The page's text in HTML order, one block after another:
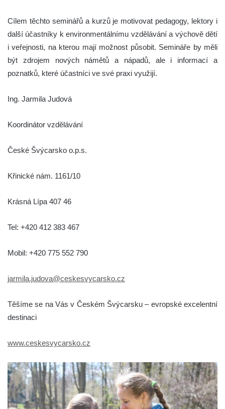
Cílem těchto seminářů a kurzů je motivovat pedagogy, lektory i
další účastníky k environmentálnímu vzdělávání a výchově dětí
i veřejnosti, na kterou mají možnost působit. Semináře by měli
být zdrojem nových námětů a nápadů, ale i informací a
poznatků, které účastníci ve své praxi využijí.
Ing. Jarmila Judová
Koordinátor vzdělávání
České Švýcarsko o.p.s.
Křinické nám. 1161/10
Krásná Lípa 407 46
Tel: +420 412 383 467
Mobil: +420 775 552 790
jarmila.judova@ceskesvycarsko.cz
Těšíme se na Vás v Českém Švýcarsku – evropské excelentní
destinaci
www.ceskesvycarsko.cz